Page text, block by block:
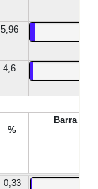
5,96
4,6
%
Barra %
0,33